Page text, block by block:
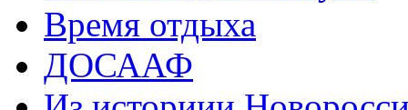
Время отдыха
ДОСААФ